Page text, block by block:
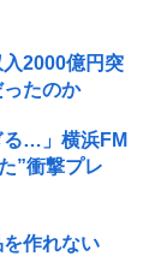
2000億円突
たのか
る…」横浜FM
”衝撃プレ
作れない